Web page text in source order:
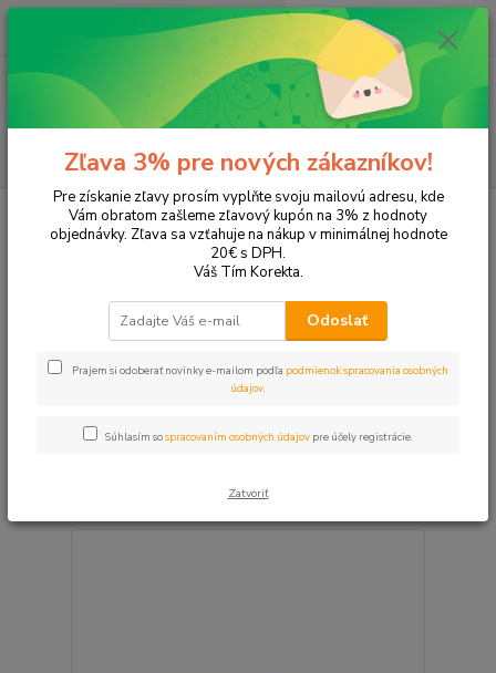
Hľadať
ks
za 0,00 EUR
Tonery a náplne do tlačiarní Hewlett Packard
HP LaserJet
LaserJet 1200
LaserJet 1200
Upresniť parametre
strana
Zľava 3% pre nových zákazníkov!
Pre získanie zľavy prosím vyplňte svoju mailovú adresu, kde
Vám obratom zašleme zľavový kupón na 3% z hodnoty
objednávky. Zľava sa vzťahuje na nákup v minimálnej hodnote
20€ s DPH.
Váš Tím Korekta.
Odoslať
Prajem si odoberať novinky e-mailom podľa podmienok spracovania osobných
údajov.
Súhlasím sospracovaním osobných údajov pre účely registrácie.
Zatvoriť